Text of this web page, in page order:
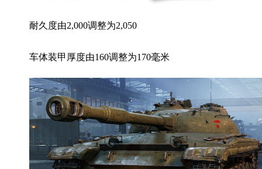
耐久度由2,000调整为2,050
车体装甲厚度由160调整为170毫米